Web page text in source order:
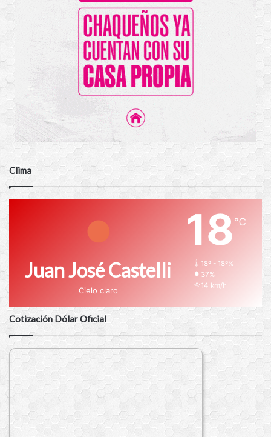
Clima
Juan José Castelli
Cielo claro
18℃
18º - 18º%
37%
14 km/h
Cotización Dólar Oficial